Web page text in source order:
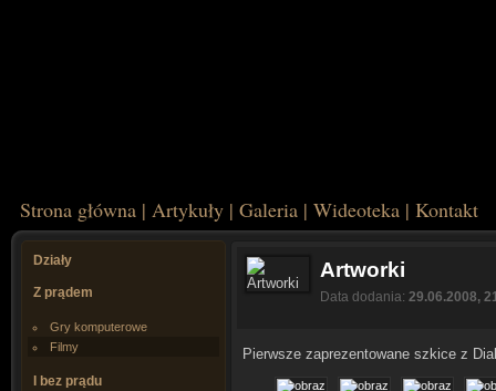
Strona główna | Artykuły | Galeria | Wideoteka | Kontakt
Działy
Z prądem
Gry komputerowe
Filmy
I bez prądu
Artworki
Data dodania: 29.06.2008,
Pierwsze zaprezentowane szkice z